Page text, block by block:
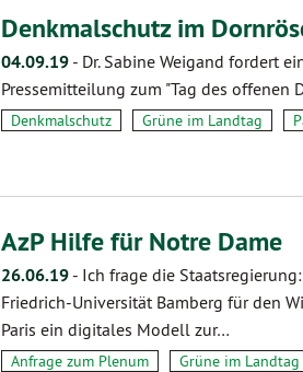
Denkmalschutz im
04.09.19 - Dr. Sabine Weigand fordert
Pressemitteilung zum "Tag des offenen
Denkmalschutz Grüne im Landtag
AzP Hilfe für Notre Dame
26.06.19 - Ich frage die
Friedrich-Universität Bamberg für den
Paris ein digitales Modell zur…
Anfrage zum Plenum Grüne im Landtag